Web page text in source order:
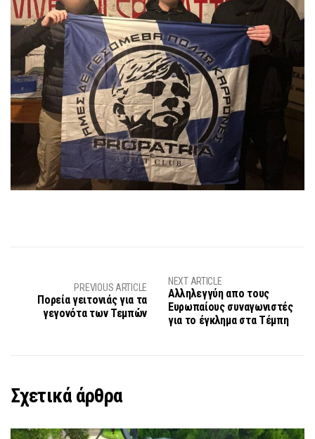
PREVIOUS ARTICLE
Πορεία γειτονιάς για τα
γεγονότα των Τεμπών
NEXT ARTICLE
Αλληλεγγύη απο τους
Ευρωπαίους συναγωνιστές
για το έγκλημα στα Τέμπη
Σχετικά άρθρα